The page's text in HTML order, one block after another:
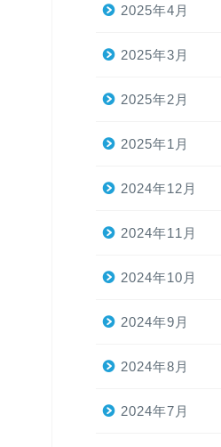
2025年4月
2025年3月
2025年2月
2025年1月
2024年12月
2024年11月
2024年10月
2024年9月
2024年8月
2024年7月